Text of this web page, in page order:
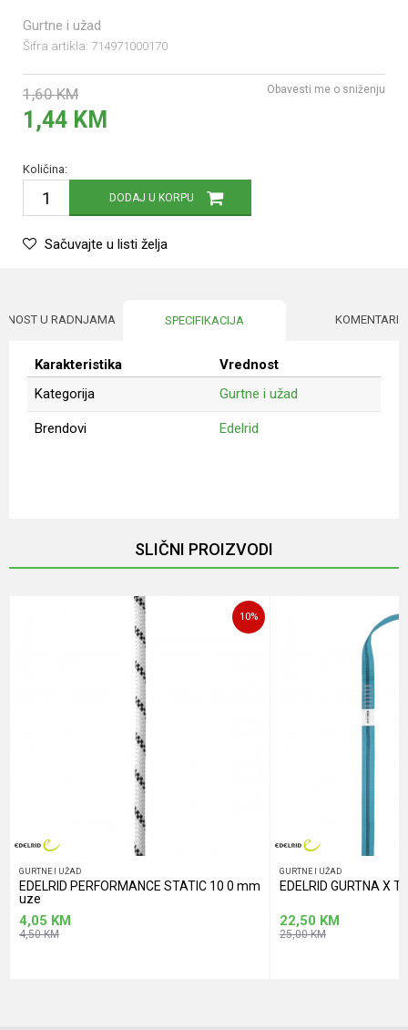
Gurtne i užad
Šifra artikla: 714971000170
1,60 KM
1,44 KM
Obavesti me o sniženju
Količina:
DODAJ U KORPU
Sačuvajte u listi želja
U RADNJAMA SPECIFIKACIJA KOMENTARI
Karakteristika
Vrednost
Kategorija
Gurtne i užad
Brendovi Edelrid
SLIČNI PROIZVODI
10%
GURTNE I UŽAD
EDELRID PERFORMANCE STATIC 10 0 mm
uze
4,05 KM
4,50KM
GURTNE I UŽAD
EDELRID GURTNA X
22,50 KM
25,00KM